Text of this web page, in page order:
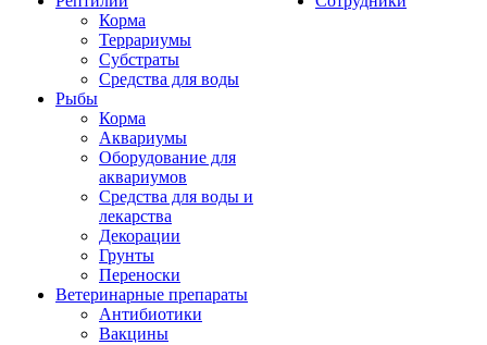
Корма
Террариумы
Субстраты
Средства для воды
Рыбы
Корма
Аквариумы
Оборудование для
аквариумов
Средства для воды и
лекарства
Декорации
Грунты
Переноски
Ветеринарные препараты
Антибиотики
Вакцины